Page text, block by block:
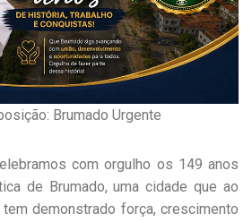
Brumado Urgente
com orgulho os 149 anos
de Brumado, uma cidade que ao
demonstrado força, crescimento